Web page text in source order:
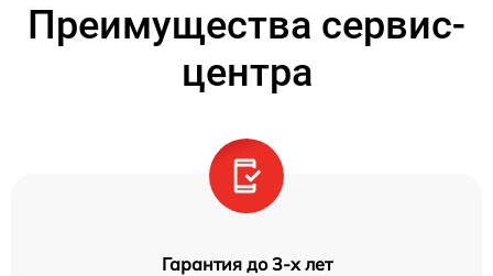
Преимущества сервис-
центра
Гарантия до 3-х лет